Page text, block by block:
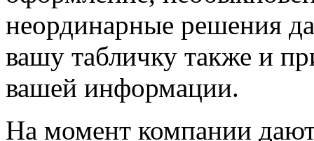
неординарные решения
вашу табличку также и
вашей информации.
На момент компании